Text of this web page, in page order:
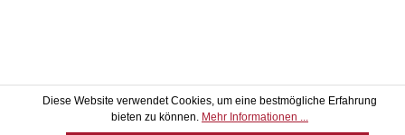
Diese Website verwendet Cookies, um eine bestmögliche Erfahrung
bieten zu können. Mehr Informationen ...